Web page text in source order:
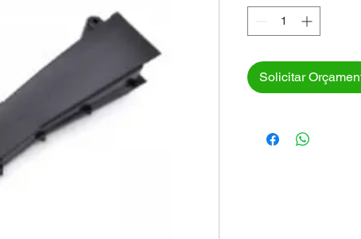
Solicitar